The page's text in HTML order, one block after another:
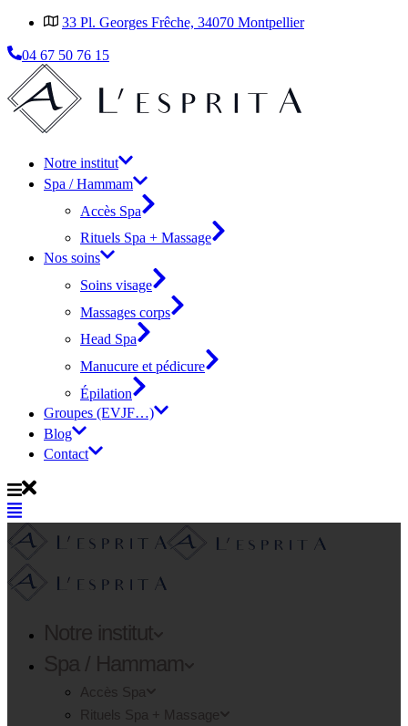
33 Pl. Georges Frêche, 34070 Montpellier
04 67 50 76 15
Notre institut
Spa / Hammam
Accès Spa
Rituels Spa + Massage
Nos soins
Soins visage
Massages corps
Head Spa
Manucure et pédicure
Épilation
Groupes (EVJF…)
Blog
Contact
Notre institut
Spa / Hammam
Accès Spa
Rituels Spa + Massage